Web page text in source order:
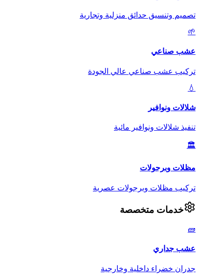
تصميم وتنسيق حدائق منزلية وتجارية
🌱
عشب صناعي
تركيب عشب صناعي عالي الجودة
💧
شلالات ونوافير
تنفيذ شلالات ونوافير مائية
🏛️
مظلات وبرجولات
تركيب مظلات وبرجولات عصرية
خدمات متخصصة
🧱
عشب جداري
جدران خضراء داخلية وخارجية